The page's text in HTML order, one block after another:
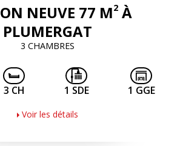
NEUVE 77 M2À
PLUMERGAT
3 CHAMBRES
3 CH 1 SDE 1 GGE
Voir les détails